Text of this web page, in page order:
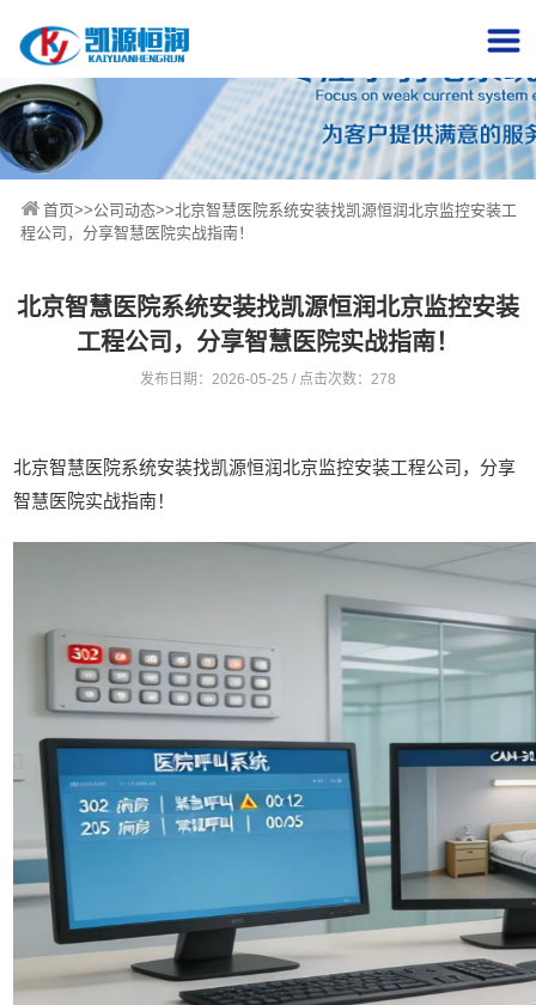
首页>>公司动态>>北京智慧医院系统安装找凯源恒润北京监控安装工
程公司，分享智慧医院实战指南！
北京智慧医院系统安装找凯源恒润北京监控安装
工程公司，分享智慧医院实战指南！
发布日期：2026-05-25 / 点击次数：278
北京智慧医院系统安装找凯源恒润北京监控安装工程公司，分享
智慧医院实战指南！